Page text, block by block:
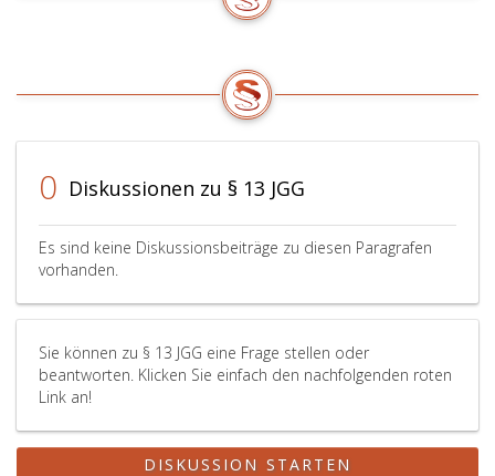
0 Diskussionen zu § 13 JGG
Es sind keine Diskussionsbeiträge zu diesen Paragrafen
vorhanden.
Sie können zu § 13 JGG eine Frage stellen oder
beantworten. Klicken Sie einfach den nachfolgenden roten
Link an!
DISKUSSION STARTEN